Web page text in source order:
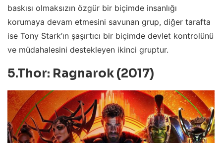
baskısı olmaksızın özgür bir biçimde insanlığı
korumaya devam etmesini savunan grup, diğer tarafta
ise Tony Stark’ın şaşırtıcı bir biçimde devlet kontrolünü
ve müdahalesini destekleyen ikinci gruptur.
5.Thor: Ragnarok (2017)